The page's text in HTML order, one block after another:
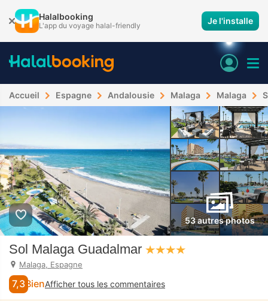
Halalbooking
L'app du voyage halal-friendly Je l'installe
Accueil Espagne Andalousie Malaga Malaga
53 autres photos
Sol Malaga Guadalmar
Malaga, Espagne
7,3 BienAfficher tous les commentaires